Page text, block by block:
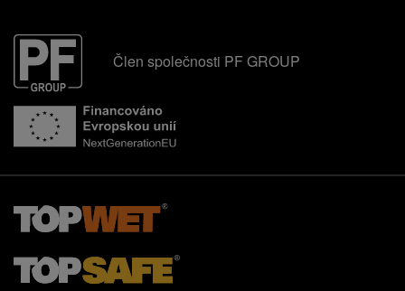
Člen společnosti PF GROUP